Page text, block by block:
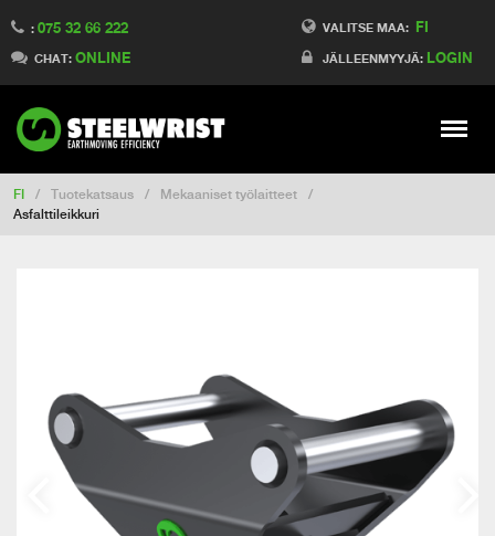
VALITSE MAA: FI
JÄLLEENMYYJÄ: LOGIN
: 075 32 66 222
CHAT: ONLINE
Meny
Switch to France
Switch to Denmark
Switch to China
Switch to Australia
Change market
FI / Tuotekatsaus / Mekaaniset työlaitteet
/
Asfalttileikkuri